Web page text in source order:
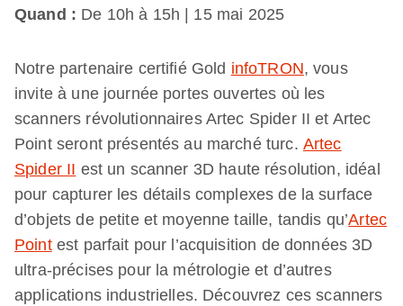
Quand : De 10h à 15h | 15 mai 2025
Notre partenaire certifié Gold infoTRON, vous
invite à une journée portes ouvertes où les
scanners révolutionnaires Artec Spider II et Artec
Point seront présentés au marché turc. Artec
Spider II est un scanner 3D haute résolution, idéal
pour capturer les détails complexes de la surface
d’objets de petite et moyenne taille, tandis qu’Artec
Pointest parfait pour l’acquisition de données 3D
ultra-précises pour la métrologie et d’autres
applications industrielles. Découvrez ces scanners